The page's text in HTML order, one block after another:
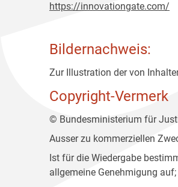
https://innovationgate.com/
Bildernachweis:
Zur Illustration der von
Copyright-Vermerk
© Bundesministerium für
Ausser zu kommerziellen
Ist für die Wiedergabe
allgemeine Genehmigung